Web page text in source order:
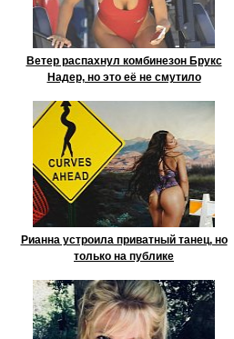
Ветер распахнул комбинезон Брукс
Надер, но это её не смутило
Рианна устроила приватный танец, но
только на публике